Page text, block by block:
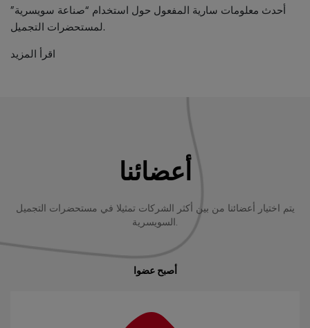
أحدث معلومات سارية المفعول حول استخدام “صناعة سويسرية”
لمستحضرات التجميل.
اقرأ المزيد
أعضائنا
يتم اختيار أعضائنا من بين أكثر الشركات تمثيلا في مستحضرات التجميل
السويسرية.
أصبح عضوا